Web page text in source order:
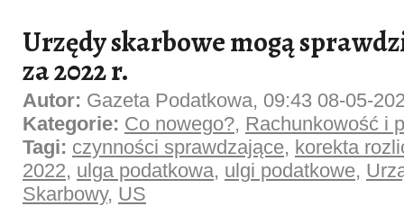
Urzędy skarbowe mogą
za 2022 r.
Autor: Gazeta Podatkowa, 09:43 08-05-
Kategorie: Co nowego?, Rachunkowość i
Tagi: czynności sprawdzające, korekta
2022, ulga podatkowa, ulgi podatkowe,
Skarbowy, US